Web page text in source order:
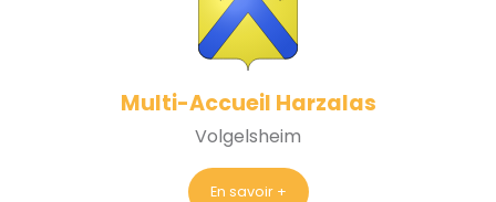
Multi-Accueil Harzalas
Volgelsheim
En savoir +